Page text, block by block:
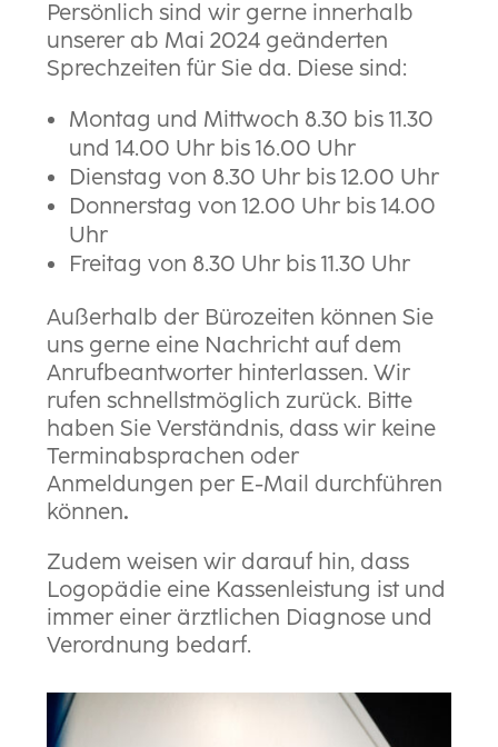
Persönlich sind wir gerne innerhalb
unserer ab Mai 2024 geänderten
Sprechzeiten für Sie da. Diese sind:
Montag und Mittwoch 8.30 bis 11.30
und 14.00 Uhr bis 16.00 Uhr
Dienstag von 8.30 Uhr bis 12.00 Uhr
Donnerstag von 12.00 Uhr bis 14.00
Uhr
Freitag von 8.30 Uhr bis 11.30 Uhr
Außerhalb der Bürozeiten können Sie
uns gerne eine Nachricht auf dem
Anrufbeantworter hinterlassen. Wir
rufen schnellstmöglich zurück. Bitte
haben Sie Verständnis, dass wir keine
Terminabsprachen oder
Anmeldungen per E-Mail durchführen
können.
Zudem weisen wir darauf hin, dass
Logopädie eine Kassenleistung ist und
immer einer ärztlichen Diagnose und
Verordnung bedarf.